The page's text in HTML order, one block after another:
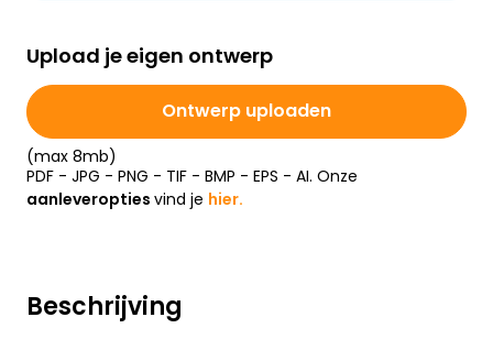
Beschrijving
Upload je eigen ontwerp
Ontwerp uploaden
(max 8mb)
PDF - JPG - PNG - TIF - BMP - EPS - AI. Onze
aanleveropties vind je hier.